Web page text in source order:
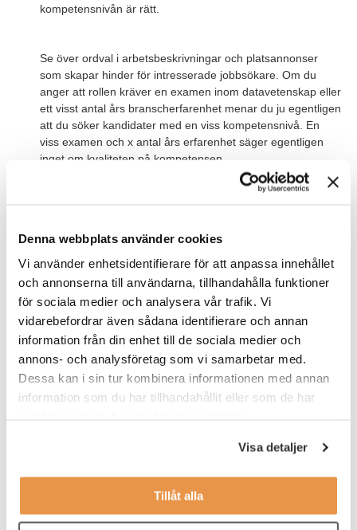
Denna webbplats använder cookies
Vi använder enhetsidentifierare för att anpassa innehållet
och annonserna till användarna, tillhandahålla funktioner
för sociala medier och analysera vår trafik. Vi
vidarebefordrar även sådana identifierare och annan
information från din enhet till de sociala medier och
annons- och analysföretag som vi samarbetar med.
Dessa kan i sin tur kombinera informationen med annan
information som du har tillhandahållit eller som de har
Visa detaljer
Tillåt alla
kompetensnivån är rätt.
Se över ordval i arbetsbeskrivningar och platsannonser
som skapar hinder för intresserade jobbsökare. Om du
anger att rollen kräver en examen inom datavetenskap eller
ett visst antal års branscherfarenhet menar du ju egentligen
att du söker kandidater med en viss kompetensnivå. En
viss examen och x antal års erfarenhet säger egentligen
inget om kvaliteten på kompetensen.
Syftet är förstås att noggrant undersöka vilken kandidat
som faktiskt har bäst förutsättningar att lyckas i sin nya roll.
För att lyckas behöver du tydligt definiera vilkenkompetens
som efterfrågas. Akta dig bara för att skriva en lång
önskelista med orealistiska krav.
Därefter ska du ha den definitionen för ögonen genom hela
rekryteringen – från behovsanalysen, via urvalsarbetet med
utvärderingen – utan att bli distraherad av andra faktorer.
Bredda din rekryteringsbas